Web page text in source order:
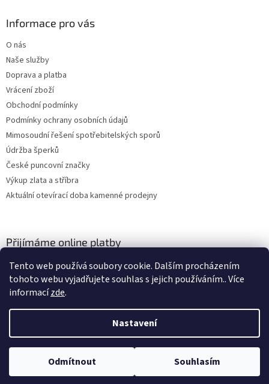
Tento web používá soubory cookie. Dalším procházením
tohoto webu vyjadřujete souhlas s jejich používáním.. Více
informacízde.
Nastavení
Odmítnout Souhlasím
Informace pro vás
O nás
Naše služby
Doprava a platba
Vrácení zboží
Obchodní podmínky
Podmínky ochrany osobních údajů
Mimosoudní řešení spotřebitelských sporů
Údržba šperků
České puncovní značky
Výkup zlata a stříbra
Aktuální otevírací doba kamenné prodejny
Přijímáme online platby
Vytvořil Shoptet
Copyright 2026ZLATO-MINERÁLY . Všechna práva vyhrazena.